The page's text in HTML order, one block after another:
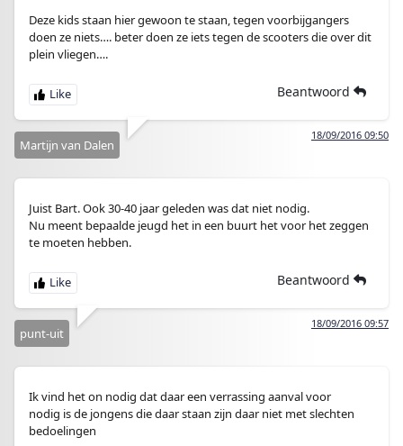
Deze kids staan hier gewoon te staan, tegen voorbijgangers
doen ze niets…. beter doen ze iets tegen de scooters die over dit
plein vliegen….
Beantwoord
18/09/2016 09:50
Martijn van Dalen
Juist Bart. Ook 30-40 jaar geleden was dat niet nodig.
Nu meent bepaalde jeugd het in een buurt het voor het zeggen
te moeten hebben.
Beantwoord
18/09/2016 09:57
punt-uit
Ik vind het on nodig dat daar een verrassing aanval voor
nodig is de jongens die daar staan zijn daar niet met slechten
bedoelingen